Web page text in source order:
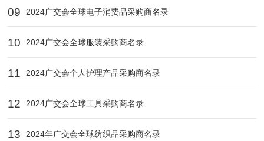
09 2024广交会全球电子消费品采购商名录
10 2024广交会全球服装采购商名录
11 2024广交会个人护理产品采购商名录
12 2024广交会全球工具采购商名录
13 2024年广交会全球纺织品采购商名录